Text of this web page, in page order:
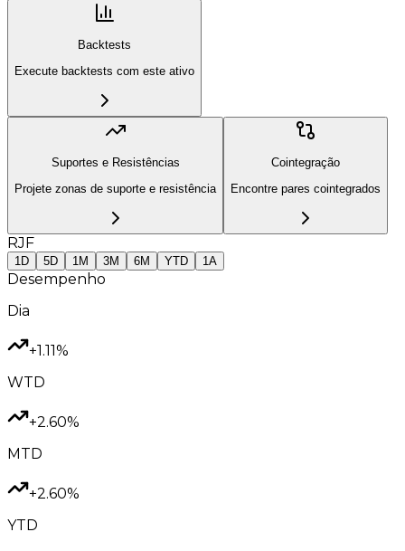
Backtests
Execute backtests com este ativo
Suportes e Resistências
Projete zonas de suporte e resistência
Cointegração
Encontre pares cointegrados
RJF
1D 5D 1M 3M 6M YTD 1A
Desempenho
Dia
+1.11%
WTD
+2.60%
MTD
+2.60%
YTD